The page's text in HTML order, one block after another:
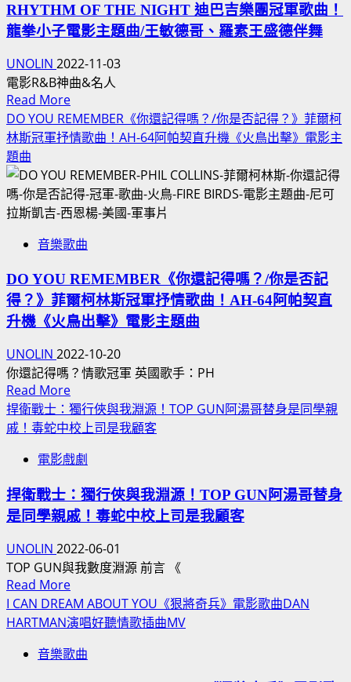
人
事
物
時
機
巧
合
影
聯
網
友
官
方
影
日
出
茶
太
CHATIME
澳
洲
限
定
活
動
《昨
夜
情
深》
電
影
主
題
曲
IF
ANYBODY
HAD
A
HEART
神
曲,
約
翰
威
特
情
歌
RHYTHM OF THE NIGHT 迪巴吉樂團冠軍歌曲！
龍拳小子電影主題曲/王敏德哥、羅素王盛德伴舞
UNOLIN 2022-11-03
電影R&B神曲&名人
Read MoreRead
more
about
OF
THE
NIGHT
迪
巴
樂
團
冠
軍
歌
曲！
龍
拳
小
電
影
主
題
曲/
王
敏
德
哥、
素
DO YOU REMEMBER《你還記得嗎？/你是否記得？》菲爾柯
林斯冠軍抒情歌曲！AH-64阿帕契直升機《火鳥出擊》電影主
題曲
音樂歌曲
DO YOU REMEMBER《你還記得嗎？/你是否記
得？》菲爾柯林斯冠軍抒情歌曲！AH-64阿帕契直
升機《火鳥出擊》電影主題曲
UNOLIN 2022-10-20
你還記得嗎？情歌冠軍 英國歌手：PH
Read MoreRead
more
about
YOU
還
記
嗎？/
你
是
否
記
得？》
菲
捍衛戰士：獨行俠與我淵源！TOP GUN阿湯哥替身是同學親
戚！毒蛇中校上司是我顧客
電影戲劇
捍衛戰士：獨行俠與我淵源！TOP GUN阿湯哥替身
是同學親戚！毒蛇中校上司是我顧客
UNOLIN 2022-06-01
TOP GUN與我數度淵源 前言 《
Read MoreRead
more
about
衛
I CAN DREAM ABOUT YOU《狠將奇兵》電影歌曲DAN
HARTMAN演唱好聽情歌插曲MV
音樂歌曲